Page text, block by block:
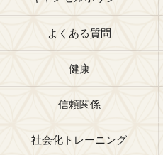
よくある質問
健康
信頼関係
社会化トレーニング